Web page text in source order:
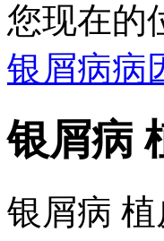
您现在的
银屑病病
银屑病
银屑病 植